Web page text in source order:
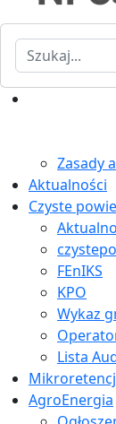
Szukaj
Zasady
Aktualności
Czyste
FEnIKS
KPO
Wykaz
Lista
AgroEnergia